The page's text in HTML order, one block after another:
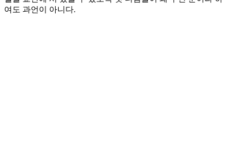
여도 과언이 아니다.